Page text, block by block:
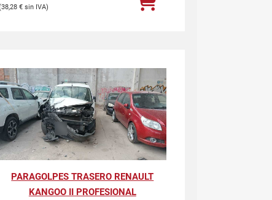
38,28 €
PARAGOLPES TRASERO RENAULT
KANGOO II PROFESIONAL